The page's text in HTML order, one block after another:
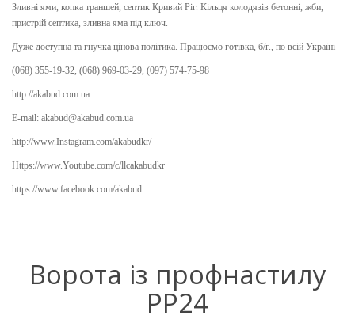
Зливні ями, копка траншей, септик Кривий Ріг. Кільця колодязів бетонні, жби,
пристрій септика, зливна яма під ключ.
Дуже доступна та гнучка цінова політика. Працюємо готівка, б/г., по всій Україні
(068) 355-19-32, (068) 969-03-29, (097) 574-75-98
http://akabud.com.ua
E-mail: akabud@akabud.com.ua
http://www.Instagram.com/akabudkr/
Https://www.Youtube.com/c/llcakabudkr ⠀
https://www.facebook.com/akabud
Ворота із профнастилу
PP24